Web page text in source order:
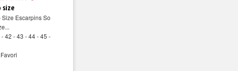
size
Size Escarpins So
42 - 43 - 44 - 45 -
Favori